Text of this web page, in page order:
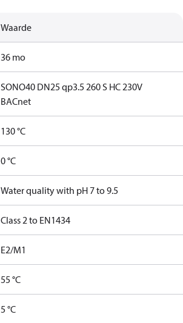
Waarde
36 mo
SONO40 DN25 qp3.5 260 S HC 230V
BACnet
130 °C
0 °C
Water quality with pH 7 to 9.5
Class 2 to EN1434
E2/M1
55 °C
5 °C